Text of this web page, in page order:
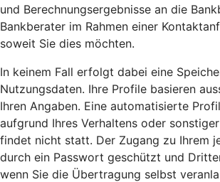
und Berechnungsergebnisse an die
Bankberater im Rahmen einer
soweit Sie dies möchten.
In keinem Fall erfolgt dabei eine
Nutzungsdaten. Ihre Profile basieren
Ihren Angaben. Eine automatisierte
aufgrund Ihres Verhaltens oder
findet nicht statt. Der Zugang zu Ihrem
durch ein Passwort geschützt und
wenn Sie die Übertragung selbst